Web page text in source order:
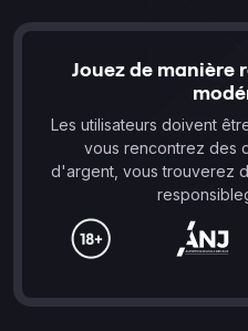
Jouez de manière
Les utilisateurs doivent
vous rencontrez des
d'argent, vous trouverez